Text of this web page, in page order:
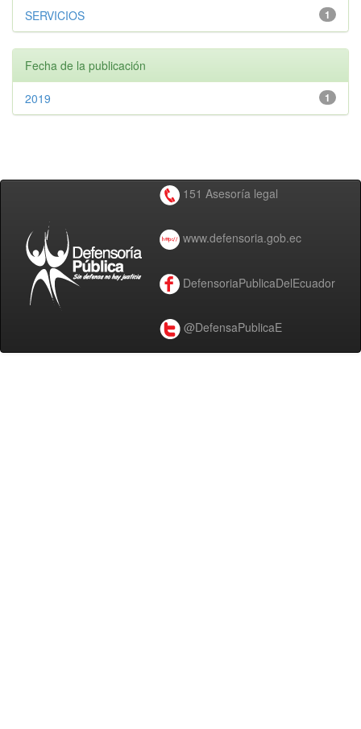
1
SERVICIOS
Fecha de la publicación
1
2019
151 Asesoría legal
www.defensoria.gob.ec
DefensoriaPublicaDelEcuador
@DefensaPublicaE